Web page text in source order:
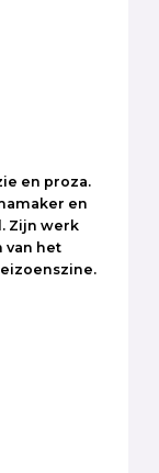
en proza.
en
Zijn werk
van het